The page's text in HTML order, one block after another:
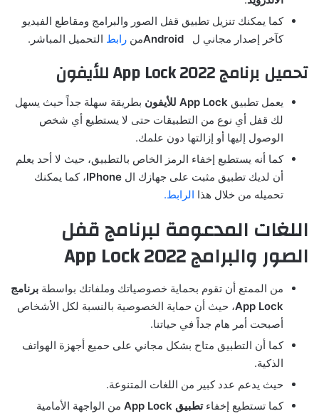
كما يمكنك تنزيل تطبيق قفل الصور والبرامج ومقاطع الفيديو
كآخر إصدار مجاني ل
من رابط التحميل المباشر.
تحميل برنامج App Lock 2022 للأيفون
يعمل تطبيق App Lock للأيفون
بطريقة سهلة جداً حيث يسهل
لك قفل أي نوع من التطبيقات حتى لا يستطيع أي شخص
الوصول إليها أو إزالتها دون علمك.
كما أنه يستطيع إخفاء الرمز الخاص بالتطبيق، حيث لا أحد يعلم
أن لديك تطبيق مثبت على جهازك ال IPhone، كما يمكنك
تحميله من خلال هذا الرابط.
اللغات المدعومة لبرنامج قفل
الصور والبرامج App Lock 2022
من الممتع أن تقوم بحماية خصوصياتك وملفاتك بواسطة برنامج
App Lock، حيث أن حماية الخصوصية بالنسبة لكل الأشخاص
أصبحت أمر هام جداً في حياتنا.
كما أن التطبيق متاح بشكل مجاني على حميع أجهزة الهواتف
الذكية.
حيث يدعم عدد كبير من اللغات المتنوعة.
كما تستطيع إخفاءتطبيق App Lock من الواجهة الأمامية